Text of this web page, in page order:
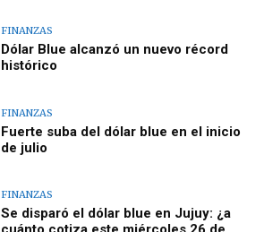
FINANZAS
Dólar Blue alcanzó un nuevo récord
histórico
FINANZAS
Fuerte suba del dólar blue en el inicio
de julio
FINANZAS
Se disparó el dólar blue en Jujuy: ¿a